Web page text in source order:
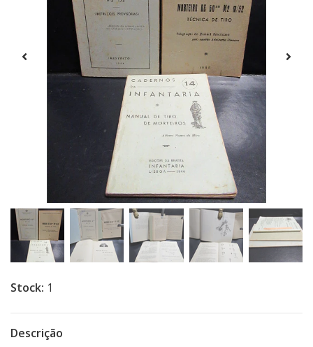
Stock: 1
Descrição